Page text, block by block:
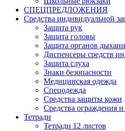
СПЕЦПРЕДЛОЖЕНИЯ
Средства индивидуальной
Защита рук
Защита головы
Защита органов
Диспенсеры средств
Защита слуха
Знаки безопасности
Медицинская одежда
Спецодежда
Средства защиты кожи
Средства ограждения и
Тетради
Тетради 12 листов